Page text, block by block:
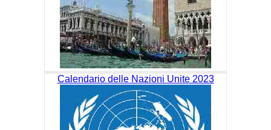
Calendario delle Nazioni Unite 2023